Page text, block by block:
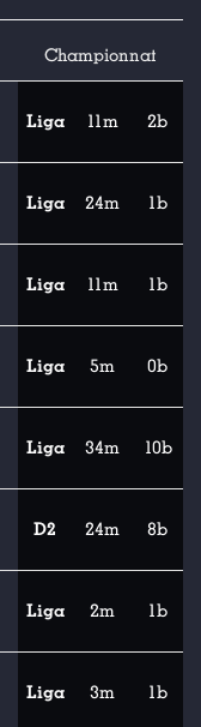
Championnat
Liga 11m 2b
Liga 24m 1b
Liga 11m 1b
Liga 5m 0b
Liga 34m 10b
D2 24m 8b
Liga 2m 1b
Liga 3m 1b